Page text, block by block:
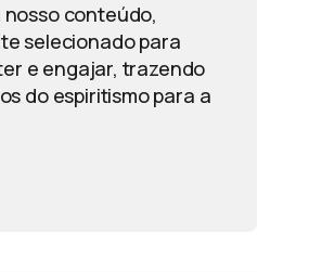
conteúdo,
selecionado para
e engajar, trazendo
do espiritismo para a